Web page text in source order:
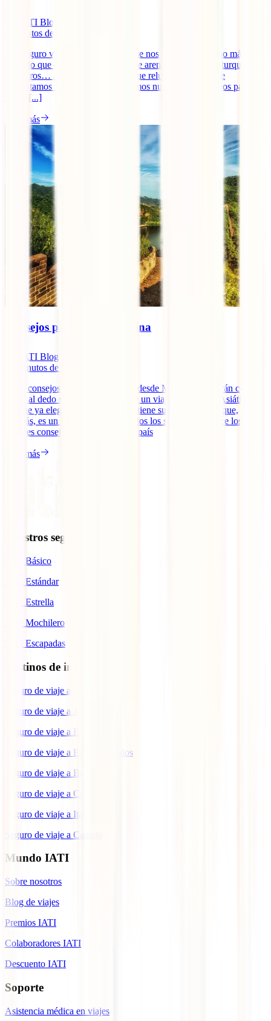
IATI Blog
minutos de lectura
¿Es seguro viajar a Maldivas? No se nos ocurre un destino más
relajado que este. Playas infinitas de arena blanca, aguas turquesas,
cocoteros… ¿Pero es oro todo lo que reluce? Si bien ya te
adelantamos un poco cuando te dimos nuestros 10 consejos para
viajar [...]
Leer más
Consejos para viajar a China
IATI Blog
minutos de lectura
Estos consejos para viajar a China desde México te vendrán como
anillo al dedo si te estás planteando un viaje al “Gigante Asiático”.
Porque ya elegir qué ver en China tiene su miga, pero es que,
además, es un país complejo en todos los sentidos. Conoce los
mejores consejos para viajar a este país
Leer más
Nuestros seguros
IATI Básico
IATI Estándar
IATI Estrella
IATI Mochilero
IATI Escapadas
Destinos de interés
Seguro de viaje a Europa
Seguro de viaje a Japón
Seguro de viaje a España
Seguro de viaje a Estados Unidos
Seguro de viaje a Brasil
Seguro de viaje a Colombia
Seguro de viaje a Italia
Seguro de viaje a Canadá
Mundo IATI
Sobre nosotros
Blog de viajes
Premios IATI
Colaboradores IATI
Descuento IATI
Soporte
Asistencia médica en viajes